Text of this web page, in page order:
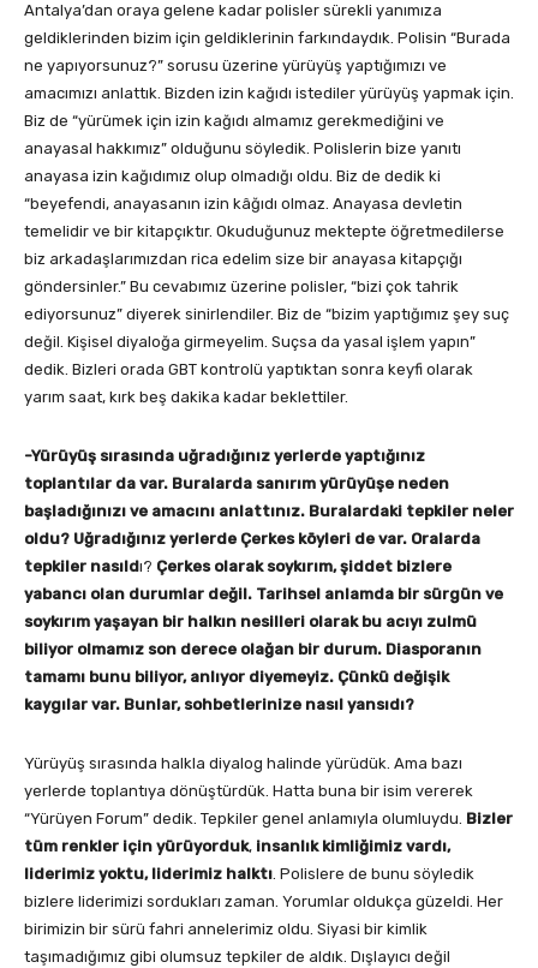
Antalya’dan oraya gelene kadar polisler sürekli yanımıza
geldiklerinden bizim için geldiklerinin farkındaydık. Polisin “Burada
ne yapıyorsunuz?” sorusu üzerine yürüyüş yaptığımızı ve
amacımızı anlattık. Bizden izin kağıdı istediler yürüyüş yapmak için.
Biz de “yürümek için izin kağıdı almamız gerekmediğini ve
anayasal hakkımız” olduğunu söyledik. Polislerin bize yanıtı
anayasa izin kağıdımız olup olmadığı oldu. Biz de dedik ki
“beyefendi, anayasanın izin kâğıdı olmaz. Anayasa devletin
temelidir ve bir kitapçıktır. Okuduğunuz mektepte öğretmedilerse
biz arkadaşlarımızdan rica edelim size bir anayasa kitapçığı
göndersinler.” Bu cevabımız üzerine polisler, “bizi çok tahrik
ediyorsunuz” diyerek sinirlendiler. Biz de “bizim yaptığımız şey suç
değil. Kişisel diyaloğa girmeyelim. Suçsa da yasal işlem yapın”
dedik. Bizleri orada GBT kontrolü yaptıktan sonra keyfi olarak
yarım saat, kırk beş dakika kadar beklettiler.
-Yürüyüş sırasında uğradığınız yerlerde yaptığınız
toplantılar da var. Buralarda sanırım yürüyüşe neden
başladığınızı ve amacını anlattınız. Buralardaki tepkiler neler
oldu? Uğradığınız yerlerde Çerkes köyleri de var. Oralarda
tepkiler nasıldı? Çerkes olarak soykırım, şiddet bizlere
yabancı olan durumlar değil. Tarihsel anlamda bir sürgün ve
soykırım yaşayan bir halkın nesilleri olarak bu acıyı zulmü
biliyor olmamız son derece olağan bir durum. Diasporanın
tamamı bunu biliyor, anlıyor diyemeyiz. Çünkü değişik
kaygılar var. Bunlar, sohbetlerinize nasıl yansıdı?
Yürüyüş sırasında halkla diyalog halinde yürüdük. Ama bazı
yerlerde toplantıya dönüştürdük. Hatta buna bir isim vererek
“Yürüyen Forum” dedik. Tepkiler genel anlamıyla olumluydu. Bizler
tüm renkler için yürüyorduk, insanlık kimliğimiz vardı,
liderimiz yoktu, liderimiz halktı. Polislere de bunu söyledik
bizlere liderimizi sordukları zaman. Yorumlar oldukça güzeldi. Her
birimizin bir sürü fahri annelerimiz oldu. Siyasi bir kimlik
taşımadığımız gibi olumsuz tepkiler de aldık. Dışlayıcı değil